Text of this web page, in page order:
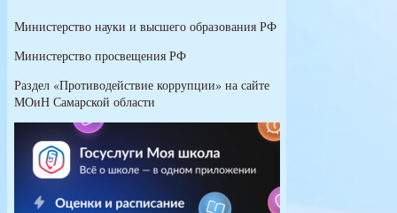
Министерство науки и высшего образования РФ
Министерство просвещения РФ
Раздел «Противодействие коррупции» на сайте
МОиН Самарской области